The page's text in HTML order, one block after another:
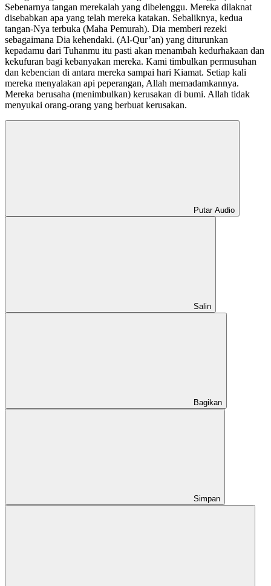
Sebenarnya tangan merekalah yang dibelenggu. Mereka dilaknat
disebabkan apa yang telah mereka katakan. Sebaliknya, kedua
tangan-Nya terbuka (Maha Pemurah). Dia memberi rezeki
sebagaimana Dia kehendaki. (Al-Qur’an) yang diturunkan
kepadamu dari Tuhanmu itu pasti akan menambah kedurhakaan dan
kekufuran bagi kebanyakan mereka. Kami timbulkan permusuhan
dan kebencian di antara mereka sampai hari Kiamat. Setiap kali
mereka menyalakan api peperangan, Allah memadamkannya.
Mereka berusaha (menimbulkan) kerusakan di bumi. Allah tidak
menyukai orang-orang yang berbuat kerusakan.
Putar Audio
Salin
Bagikan
Simpan